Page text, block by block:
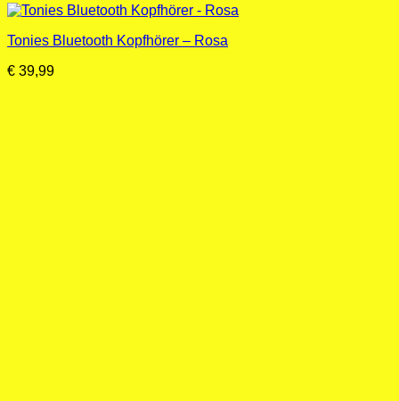
Tonies Bluetooth Kopfhörer – Rosa
€ 39,99